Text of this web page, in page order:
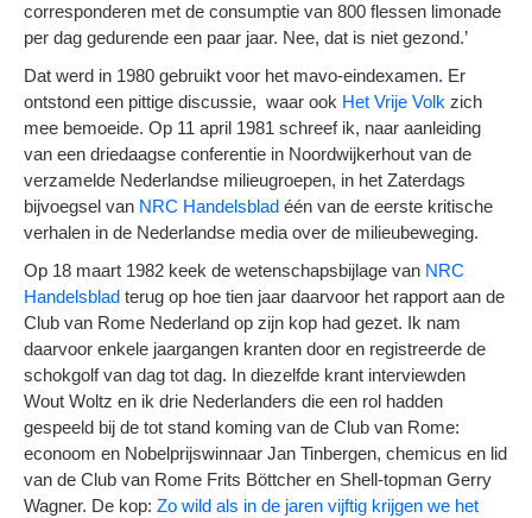
corresponderen met de consumptie van 800 flessen limonade
per dag gedurende een paar jaar. Nee, dat is niet gezond.’
Dat werd in 1980 gebruikt voor het mavo-eindexamen. Er
ontstond een pittige discussie, waar ook Het Vrije Volk zich
mee bemoeide. Op 11 april 1981 schreef ik, naar aanleiding
van een driedaagse conferentie in Noordwijkerhout van de
verzamelde Nederlandse milieugroepen, in het Zaterdags
bijvoegsel van NRC Handelsblad één van de eerste kritische
verhalen in de Nederlandse media over de milieubeweging.
Op 18 maart 1982 keek de wetenschapsbijlage van NRC
Handelsblad terug op hoe tien jaar daarvoor het rapport aan de
Club van Rome Nederland op zijn kop had gezet. Ik nam
daarvoor enkele jaargangen kranten door en registreerde de
schokgolf van dag tot dag. In diezelfde krant interviewden
Wout Woltz en ik drie Nederlanders die een rol hadden
gespeeld bij de tot stand koming van de Club van Rome:
econoom en Nobelprijswinnaar Jan Tinbergen, chemicus en lid
van de Club van Rome Frits Böttcher en Shell-topman Gerry
Wagner. De kop: Zo wild als in de jaren vijftig krijgen we het